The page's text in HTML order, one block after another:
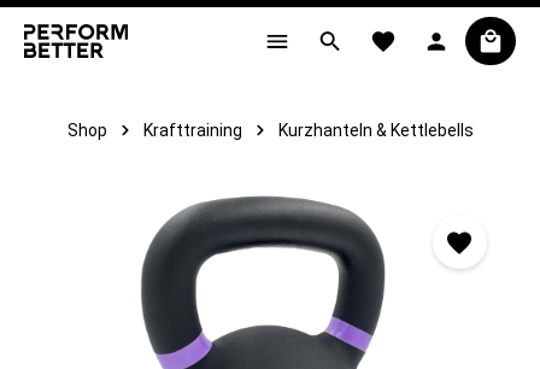
springen
Shop Krafttraining Kurzhanteln & Kettlebells
Bildergalerie überspringen